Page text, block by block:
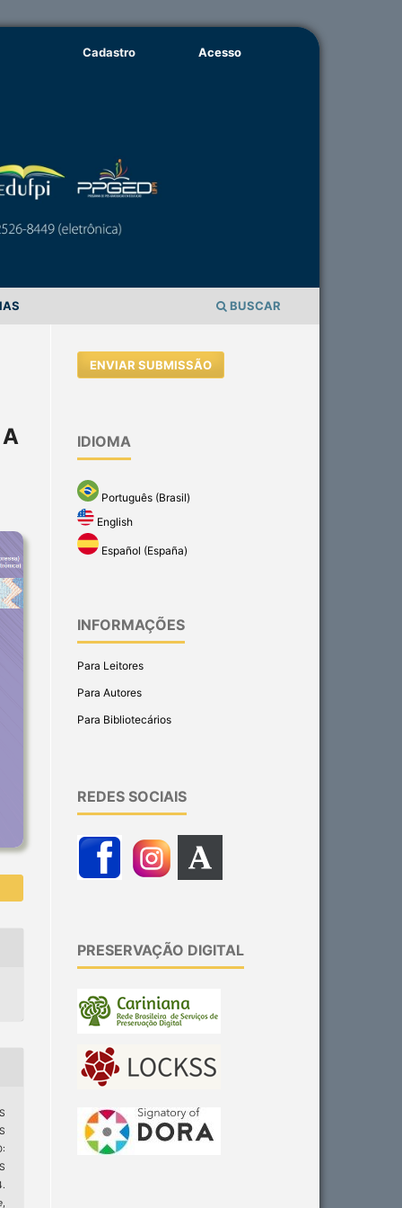
BUSCAR
Cadastro Acesso
,
ENVIAR SUBMISSÃO
IDIOMA
Português (Brasil)
English
Español (España)
INFORMAÇÕES
Para Leitores
Para Autores
Para Bibliotecários
REDES SOCIAIS
PRESERVAÇÃO DIGITAL